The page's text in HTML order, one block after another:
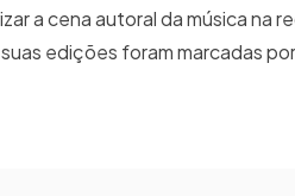
a cena autoral da música na
edições foram marcadas